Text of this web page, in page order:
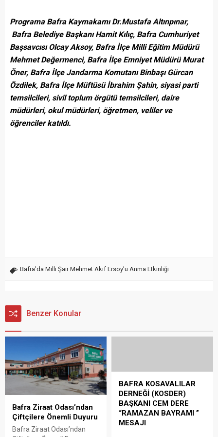
Programa Bafra Kaymakamı Dr.Mustafa Altınpınar,
Bafra Belediye Başkanı Hamit Kılıç, Bafra Cumhuriyet
Başsavcısı Olcay Aksoy, Bafra İlçe Milli Eğitim Müdürü
Mehmet Değermenci, Bafra İlçe Emniyet Müdürü Murat
Öner, Bafra İlçe Jandarma Komutanı Binbaşı Gürcan
Özdilek, Bafra İlçe Müftüsü İbrahim Şahin, siyasi parti
temsilcileri, sivil toplum örgütü temsilcileri, daire
müdürleri, okul müdürleri, öğretmen, veliler ve
öğrenciler katıldı.
Bafra’da Milli Şair Mehmet Akif Ersoy’u Anma Etkinliği
Benzer Konular
Bafra Ziraat Odası’ndan
Çiftçilere Önemli Duyuru
Bafra Ziraat Odası’ndan
BAFRA KOSAVALILAR
DERNEĞİ (KOSDER)
BAŞKANI CEM DERE
“RAMAZAN BAYRAMI ”
MESAJI